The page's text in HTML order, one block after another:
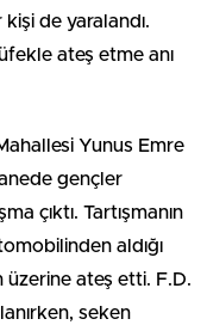
de yaralandı.
ateş etme anı
Yunus Emre
gençler
çıktı. Tartışmanın
aldığı
üzerine ateş etti. F.D.
seken